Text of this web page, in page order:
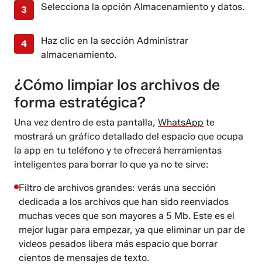
Selecciona la opción Almacenamiento y datos.
Haz clic en la sección Administrar
almacenamiento.
¿Cómo limpiar los archivos de
forma estratégica?
Una vez dentro de esta pantalla,WhatsApp te
mostrará un gráfico detallado del espacio que ocupa
la app en tu teléfono y te ofrecerá herramientas
inteligentes para borrar lo que ya no te sirve:
Filtro de archivos grandes: verás una sección
dedicada a los archivos que han sido reenviados
muchas veces que son mayores a 5 Mb. Este es el
mejor lugar para empezar, ya que eliminar un par de
videos pesados libera más espacio que borrar
cientos de mensajes de texto.